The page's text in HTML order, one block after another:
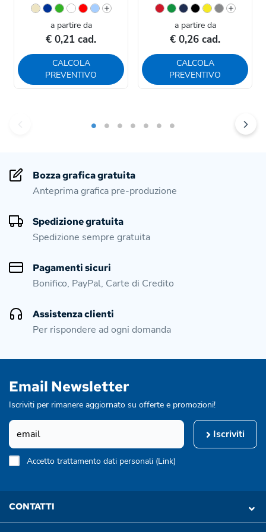
a partire da
€ 0,21 cad.
CALCOLA
PREVENTIVO
a partire da
€ 0,26 cad.
CALCOLA
PREVENTIVO
Bozza grafica gratuita
Anteprima grafica pre-produzione
Spedizione gratuita
Spedizione sempre gratuita
Pagamenti sicuri
Bonifico, PayPal, Carte di Credito
Assistenza clienti
Per rispondere ad ogni domanda
Email Newsletter
Iscriviti per rimanere aggiornato su offerte e promozioni!
Iscriviti
Accetto trattamento dati personali (Link)
CONTATTI